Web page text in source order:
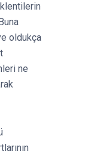
oldukça
ne